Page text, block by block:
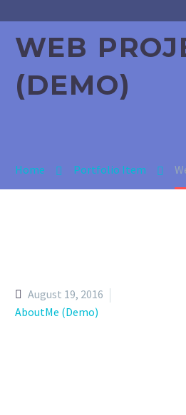
WEB
(DEMO)
Home Portfolio Item
August 19, 2016
AboutMe (Demo)